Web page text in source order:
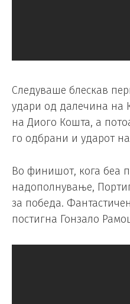
Следуваше блескав
удари од далечина на
на Диого Кошта, а
го одбрани и ударот
Во финишот, кога беа
надополнување,
за победа.
постигна Гонзало